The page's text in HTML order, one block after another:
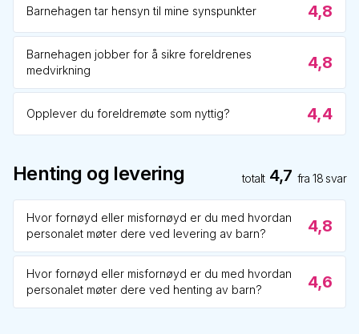
Barnehagen tar hensyn til mine synspunkter 4,8
Barnehagen jobber for å sikre foreldrenes
medvirkning
4,8
Opplever du foreldremøte som nyttig? 4,4
Henting og levering totalt 4,7 fra18 svar
Hvor fornøyd eller misfornøyd er du med hvordan
personalet møter dere ved levering av barn?
4,8
Hvor fornøyd eller misfornøyd er du med hvordan
personalet møter dere ved henting av barn?
4,6